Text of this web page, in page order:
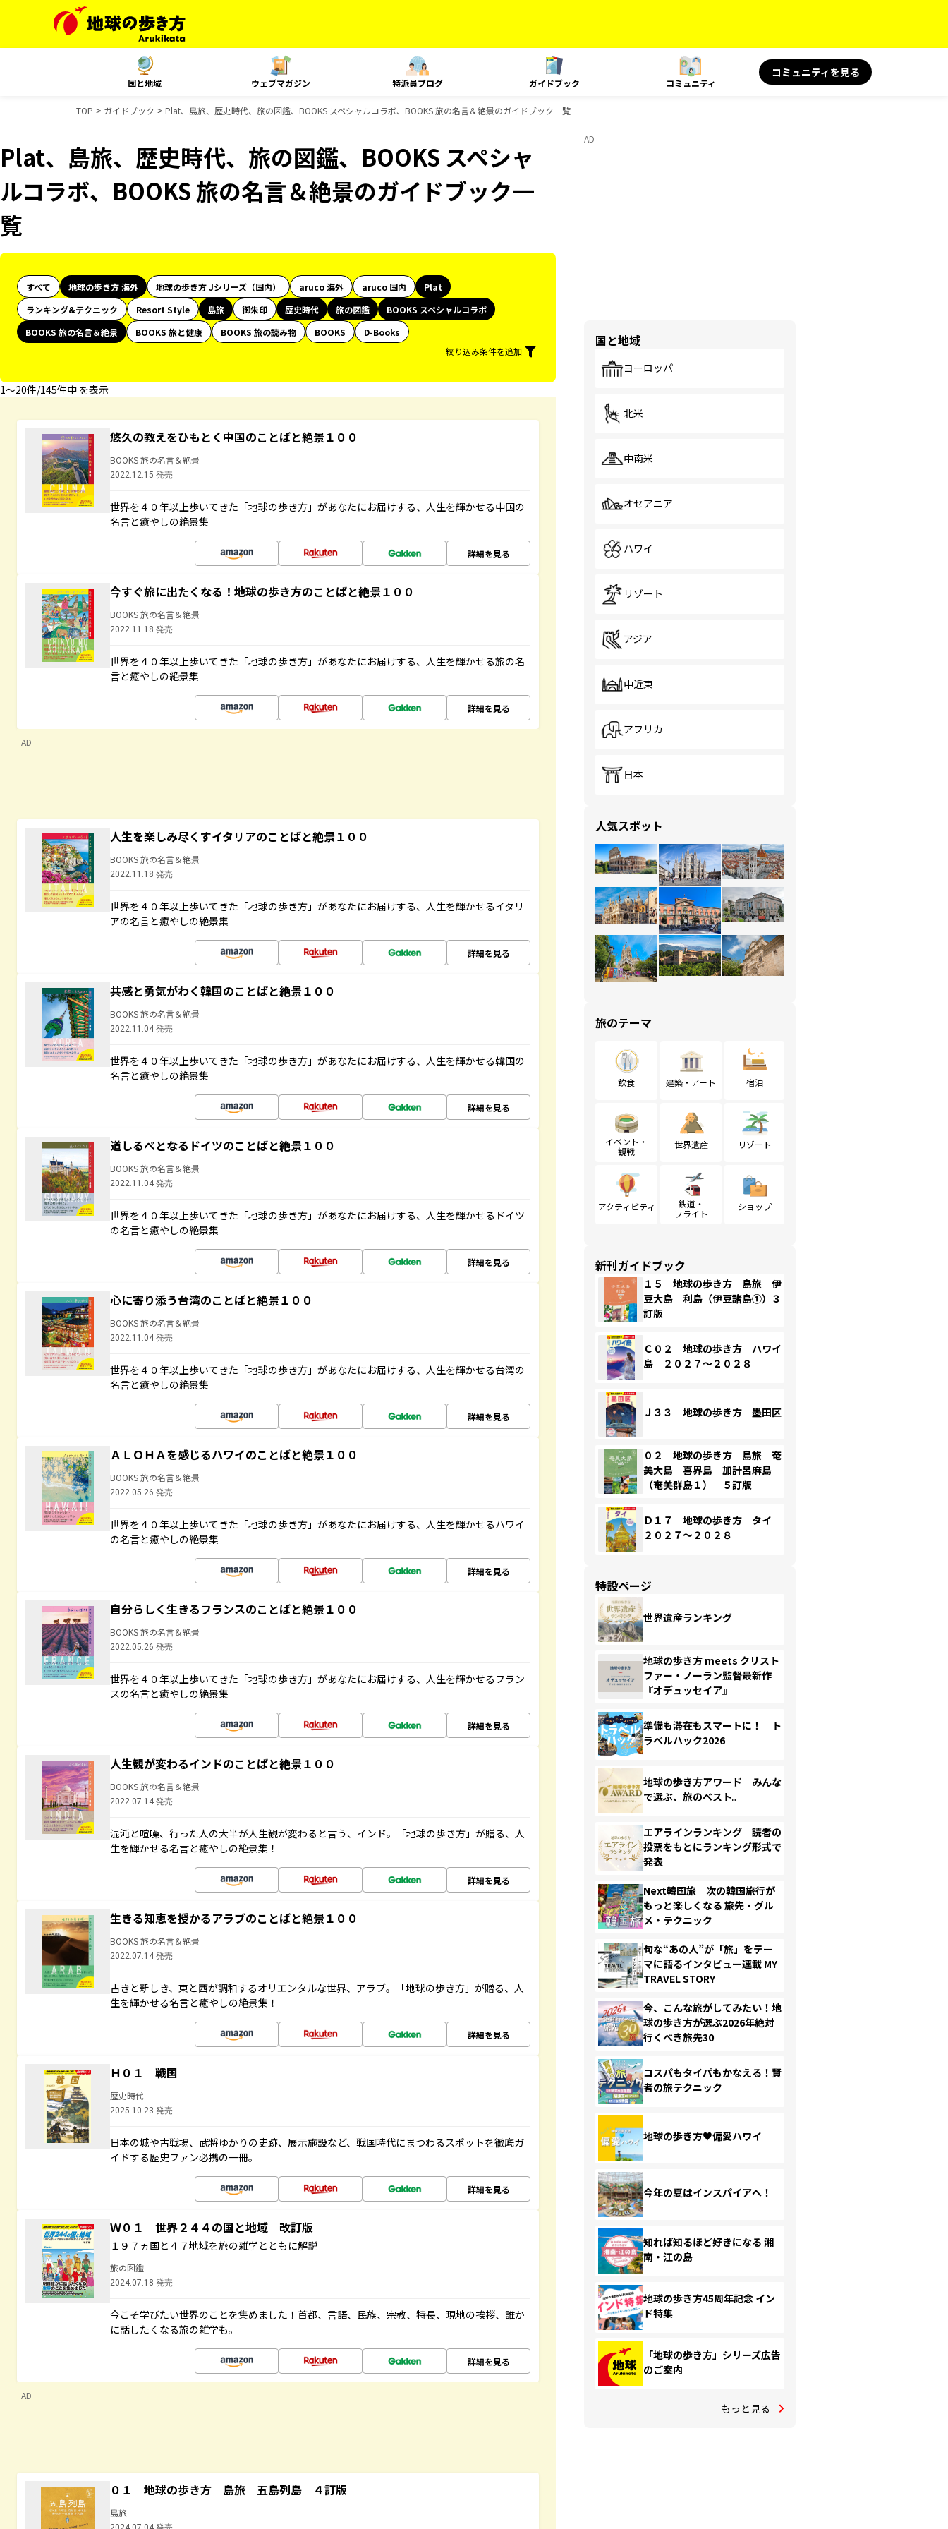
国と地域 ウェブマガジン 特派員ブログ ガイドブック コミュニティ
コミュニティを見る
TOP ガイドブック Plat、島旅、歴史時代、旅の図鑑、BOOKS スペシャルコラボ、BOOKS 旅の名言＆絶景のガイドブック一覧
Plat、島旅、歴史時代、旅の図鑑、BOOKS スペシャ
ルコラボ、BOOKS 旅の名言＆絶景のガイドブック一
覧
すべて 地球の歩き方 海外 地球の歩き方 Jシリーズ（国内） aruco 海外 aruco 国内
Plat
ランキング&テクニック
Resort Style 島旅 御朱印 歴史時代 旅の図鑑
BOOKS スペシャルコラボ
BOOKS 旅の名言＆絶景
BOOKS 旅と健康 BOOKS 旅の読み物 BOOKS
D-Books
絞り込み条件を追加
1〜20件/145件中 を表示
悠久の教えをひもとく中国のことばと絶景１００
BOOKS 旅の名言＆絶景
2022.12.15 発売
世界を４０年以上歩いてきた「地球の歩き方」があなたにお届けする、人生を輝かせる中国の
名言と癒やしの絶景集
詳細を見る
今すぐ旅に出たくなる！地球の歩き方のことばと絶景１００
BOOKS 旅の名言＆絶景
2022.11.18 発売
世界を４０年以上歩いてきた「地球の歩き方」があなたにお届けする、人生を輝かせる旅の名
言と癒やしの絶景集
詳細を見る
AD
人生を楽しみ尽くすイタリアのことばと絶景１００
BOOKS 旅の名言＆絶景
2022.11.18 発売
世界を４０年以上歩いてきた「地球の歩き方」があなたにお届けする、人生を輝かせるイタリ
アの名言と癒やしの絶景集
詳細を見る
共感と勇気がわく韓国のことばと絶景１００
BOOKS 旅の名言＆絶景
2022.11.04 発売
世界を４０年以上歩いてきた「地球の歩き方」があなたにお届けする、人生を輝かせる韓国の
名言と癒やしの絶景集
詳細を見る
道しるべとなるドイツのことばと絶景１００
BOOKS 旅の名言＆絶景
2022.11.04 発売
世界を４０年以上歩いてきた「地球の歩き方」があなたにお届けする、人生を輝かせるドイツ
の名言と癒やしの絶景集
詳細を見る
心に寄り添う台湾のことばと絶景１００
BOOKS 旅の名言＆絶景
2022.11.04 発売
世界を４０年以上歩いてきた「地球の歩き方」があなたにお届けする、人生を輝かせる台湾の
名言と癒やしの絶景集
詳細を見る
ＡＬＯＨＡを感じるハワイのことばと絶景１００
BOOKS 旅の名言＆絶景
2022.05.26 発売
世界を４０年以上歩いてきた「地球の歩き方」があなたにお届けする、人生を輝かせるハワイ
の名言と癒やしの絶景集
詳細を見る
自分らしく生きるフランスのことばと絶景１００
BOOKS 旅の名言＆絶景
2022.05.26 発売
世界を４０年以上歩いてきた「地球の歩き方」があなたにお届けする、人生を輝かせるフラン
スの名言と癒やしの絶景集
詳細を見る
人生観が変わるインドのことばと絶景１００
BOOKS 旅の名言＆絶景
2022.07.14 発売
混沌と喧噪、行った人の大半が人生観が変わると言う、インド。「地球の歩き方」が贈る、人
生を輝かせる名言と癒やしの絶景集！
詳細を見る
生きる知恵を授かるアラブのことばと絶景１００
BOOKS 旅の名言＆絶景
2022.07.14 発売
古きと新しき、東と西が調和するオリエンタルな世界、アラブ。「地球の歩き方」が贈る、人
生を輝かせる名言と癒やしの絶景集！
詳細を見る
Ｈ０１ 戦国
歴史時代
2025.10.23 発売
日本の城や古戦場、武将ゆかりの史跡、展示施設など、戦国時代にまつわるスポットを徹底ガ
イドする歴史ファン必携の一冊。
詳細を見る
Ｗ０１ 世界２４４の国と地域 改訂版
１９７ヵ国と４７地域を旅の雑学とともに解説
旅の図鑑
2024.07.18 発売
今こそ学びたい世界のことを集めました！首都、言語、民族、宗教、特長、現地の挨拶、誰か
に話したくなる旅の雑学も。
詳細を見る
AD
０１ 地球の歩き方 島旅 五島列島 ４訂版
島旅
AD
国と地域
ヨーロッパ
北米
中南米
オセアニア
ハワイ
リゾート
アジア
中近東
アフリカ
日本
人気スポット
旅のテーマ
飲食 建築・アート 宿泊
イベント・
観戦
世界遺産 リゾート
アクティビティ
鉄道・
フライト
ショップ
新刊ガイドブック
１５ 地球の歩き方 島旅 伊
豆大島 利島（伊豆諸島①）３
訂版
Ｃ０２ 地球の歩き方 ハワイ
島 ２０２７～２０２８
Ｊ３３ 地球の歩き方 墨田区
０２ 地球の歩き方 島旅 奄
美大島 喜界島 加計呂麻島
（奄美群島１） ５訂版
Ｄ１７ 地球の歩き方 タイ
２０２７～２０２８
特設ページ
世界遺産ランキング
地球の歩き方 meets クリスト
ファー・ノーラン監督最新作
『オデュッセイア』
準備も滞在もスマートに！ ト
ラベルハック2026
地球の歩き方アワード みんな
で選ぶ、旅のベスト。
エアラインランキング 読者の
投票をもとにランキング形式で
発表
Next韓国旅 次の韓国旅行が
もっと楽しくなる 旅先・グル
メ・テクニック
旬な“あの人”が「旅」をテー
マに語るインタビュー連載 MY
TRAVEL STORY
今、こんな旅がしてみたい！地
球の歩き方が選ぶ2026年絶対
行くべき旅先30
コスパもタイパもかなえる！賢
者の旅テクニック
地球の歩き方♥偏愛ハワイ
今年の夏はインスパイアへ！
知れば知るほど好きになる 湘
南・江の島
地球の歩き方45周年記念 イン
ド特集
「地球の歩き方」シリーズ広告
のご案内
もっと見る